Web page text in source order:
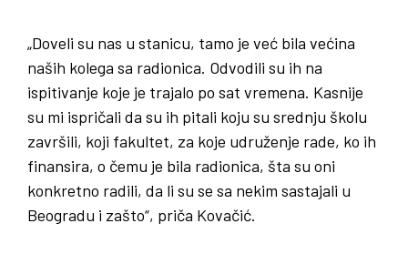
„Doveli su nas u stanicu, tamo je već bila većina
naših kolega sa radionica. Odvodili su ih na
ispitivanje koje je trajalo po sat vremena. Kasnije
su mi ispričali da su ih pitali koju su srednju školu
završili, koji fakultet, za koje udruženje rade, ko ih
finansira, o čemu je bila radionica, šta su oni
konkretno radili, da li su se sa nekim sastajali u
Beogradu i zašto“, priča Kovačić.